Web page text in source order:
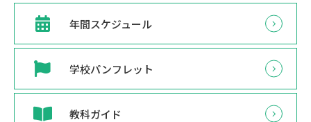
年間スケジュール
学校パンフレット
教科ガイド